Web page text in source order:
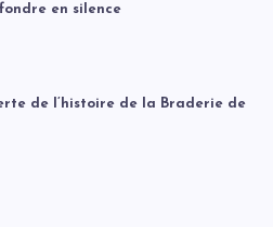
en silence
de l’histoire de la Braderie de